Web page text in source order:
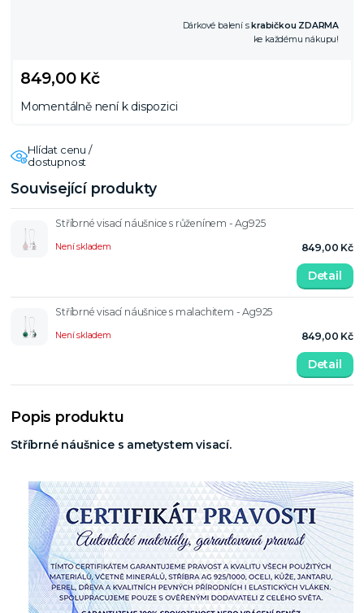
Dárkové balení skrabičkou ZDARMA
ke každému nákupu!
849,00 Kč
Momentálně není k dispozici
Hlídat cenu /
dostupnost
Související produkty
Stříbrné visací náušnice s růženínem - Ag925
849,00 Kč
Není skladem
Detail
Stříbrné visací náušnice s malachitem - Ag925
849,00 Kč
Není skladem
Detail
Popis produktu
Stříbrné náušnice s ametystem visací.